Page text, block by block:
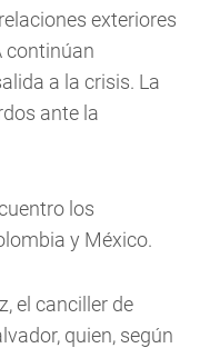
exteriores
continúan
a la crisis. La
ante la
los
y México.
el canciller de
quien, según